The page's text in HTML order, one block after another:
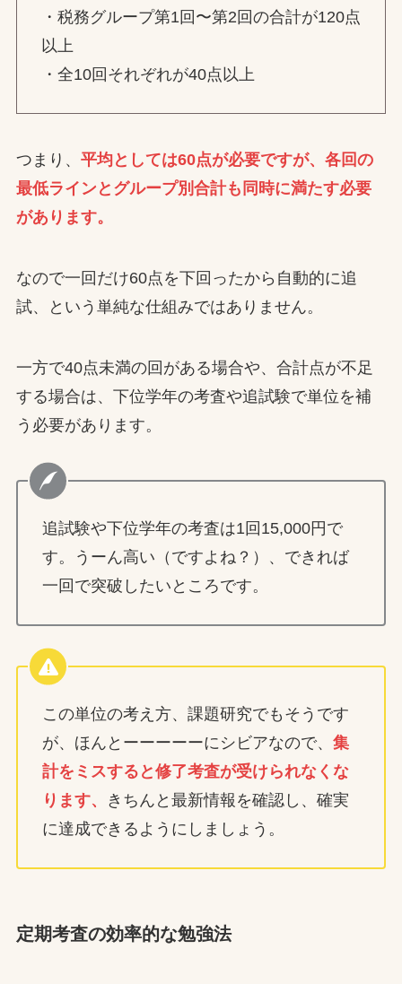
・税務グループ第1回〜第2回の合計が120点
以上
・全10回それぞれが40点以上
つまり、 平均としては60点が必要ですが、各回の
最低ラインとグループ別合計も同時に満たす必要
があります。
なので一回だけ60点を下回ったから自動的に追
試、という単純な仕組みではありません。
一方で40点未満の回がある場合や、合計点が不足
する場合は、下位学年の考査や追試験で単位を補
う必要があります。
追試験や下位学年の考査は1回15,000円で
す。うーん高い（ですよね？）、できれば
一回で突破したいところです。
この単位の考え方、課題研究でもそうです
が、ほんとーーーーーにシビアなので、 集
計をミスすると修了考査が受けられなくな
ります、
きちんと最新情報を確認し、確実
に達成できるようにしましょう。
定期考査の効率的な勉強法